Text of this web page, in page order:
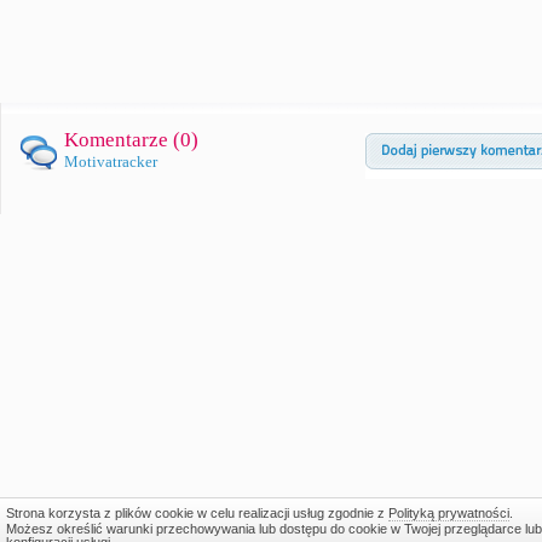
Komentarze (0)
Motivatracker
Strona korzysta z plików cookie w celu realizacji usług zgodnie z Polityką prywatności.
Możesz określić warunki przechowywania lub dostępu do cookie w Twojej przeglądarce lub